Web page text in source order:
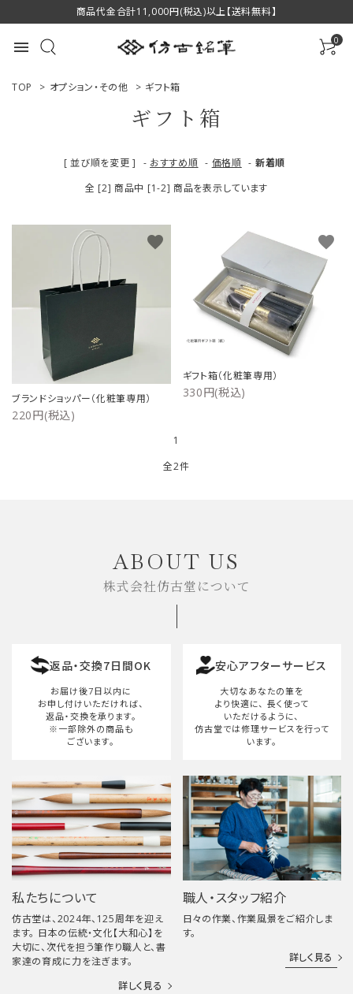
商品代金合計11,000円(税込)以上【送料無料】
menu 0
ACCOUNT MENU
用途で選ぶ
私たちについて
ご利用ガイド
プライバシーポリシー
TOP > オプション・その他 > ギフト箱
ギフト箱
[ 並び順を変更 ] - おすすめ順 - 価格順 - 新着順
全 [2] 商品中 [1-2] 商品を表示しています
ブランドショッパー（化粧筆専用）
220円(税込)
favorite
ギフト箱（化粧筆専用）
330円(税込)
favorite
1
全2件
検索する
ABOUT US
株式会社仿古堂について
返品・交換7日間OK
お届け後7日以内に
お申し付けいただければ、
返品・交換を承ります。
※一部除外の商品も
ございます。
安心アフターサービス
大切なあなたの筆を
より快適に、 長く使って
いただけるように、
仿古堂では修理サービスを行って
います。
私たちについて
仿古堂は、2024年、125周年を迎え
ます。 日本の伝統・文化【大和心】を
大切に、次代を担う筆作り職人と、書
家達の育成に力を注ぎます。
詳しく見る
職人・スタッフ紹介
日々の作業、作業風景をご紹介しま
す。
詳しく見る